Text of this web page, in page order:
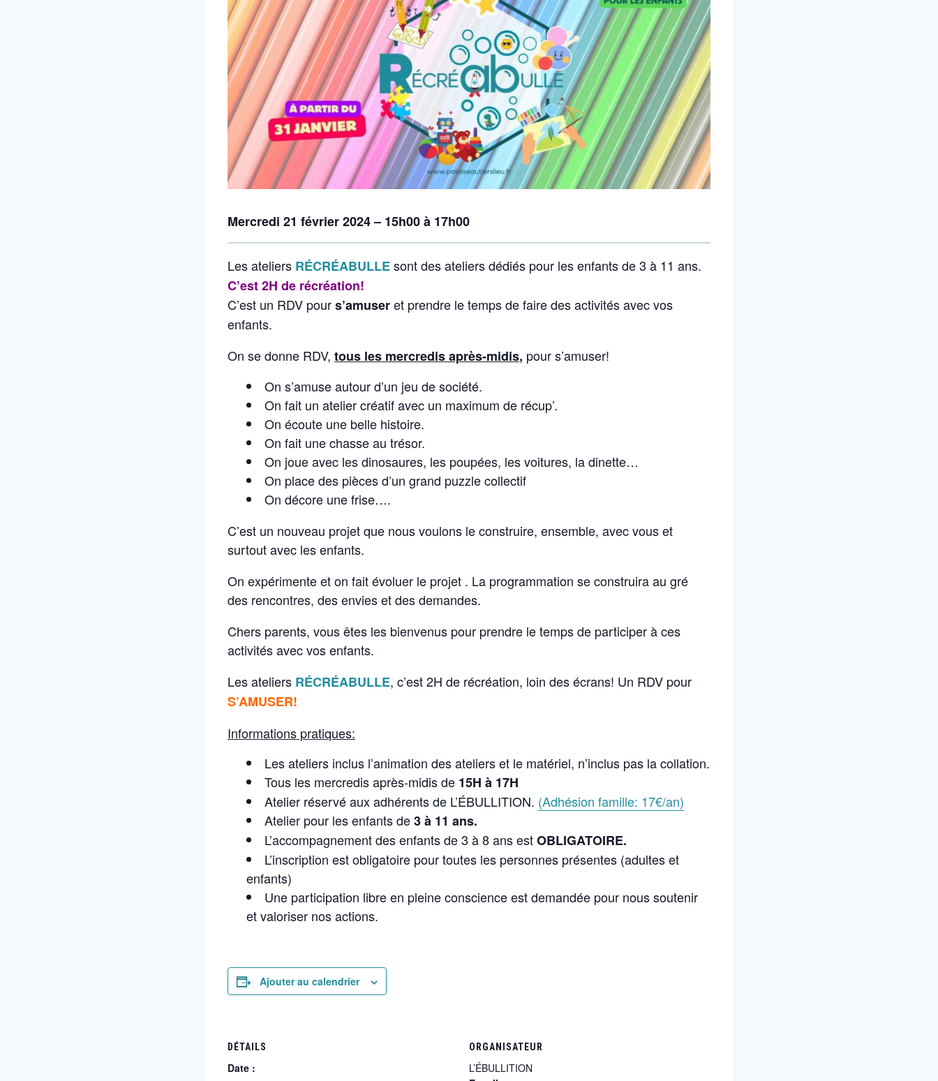
Mercredi 21 février 2024 – 15h00 à 17h00
Les ateliers RÉCRÉABULLEsont des ateliers dédiés pour les enfants de 3 à 11 ans.
C’est 2H de récréation!
C’est un RDV pours’amuseret prendre le temps de faire des activités avec vos
enfants.
On se donne RDV, tous les mercredis après-midis, pour s’amuser!
On s’amuse autour d’un jeu de société.
On fait un atelier créatif avec un maximum de récup’.
On écoute une belle histoire.
On fait une chasse au trésor.
On joue avec les dinosaures, les poupées, les voitures, la dinette…
On place des pièces d’un grand puzzle collectif
On décore une frise….
C’est un nouveau projet que nous voulons le construire, ensemble, avec vous et
surtout avec les enfants.
On expérimente et on fait évoluer le projet . La programmation se construira au gré
des rencontres, des envies et des demandes.
Chers parents, vous êtes les bienvenus pour prendre le temps de participer à ces
activités avec vos enfants.
Les ateliers RÉCRÉABULLE, c’est 2H de récréation, loin des écrans! Un RDV pour
S’AMUSER!
Informations pratiques:
Les ateliers inclus l’animation des ateliers et le matériel, n’inclus pas la collation.
Tous les mercredis après-midis de 15H à 17H
Atelier réservé aux adhérents de L’ÉBULLITION. (Adhésion famille: 17€/an)
Atelier pour les enfants de3 à 11 ans.
L’accompagnement des enfants de 3 à 8 ans estOBLIGATOIRE.
L’inscription est obligatoire pour toutes les personnes présentes (adultes et
enfants)
Une participation libre en pleine conscience est demandée pour nous soutenir
et valoriser nos actions.
Ajouter au calendrier
DÉTAILS
Date :
ORGANISATEUR
L’ÉBULLITION